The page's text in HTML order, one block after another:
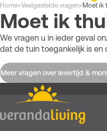
Kruimelpad
Home>Veelgestelde vragen> Moet ik
Moet ik
We vragen u in ieder geval
dat de tuin toegankelijk is en
Meer vragen over levertijd &